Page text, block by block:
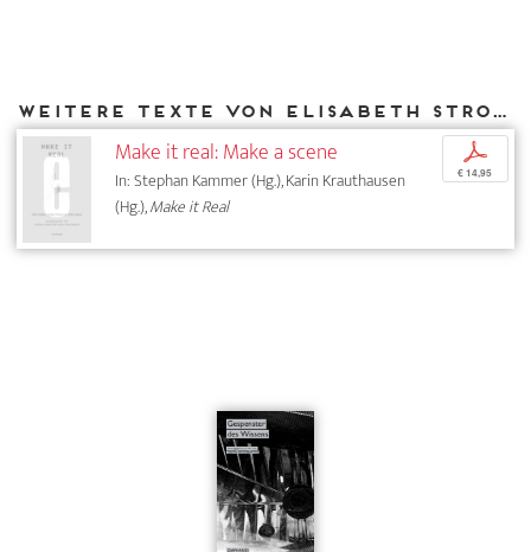
Weitere Texte von Elisabeth Strowick bei DIAPHANES
Make it real: Make a scene
In: Stephan Kammer (Hg.), Karin Krauthausen
(Hg.),Make it Real
p
€ 14,95